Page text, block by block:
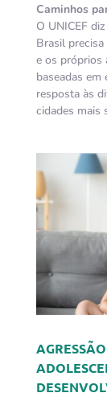
Caminhos
O UNICEF
Brasil
e os próprios
baseadas em
resposta às
cidades mais